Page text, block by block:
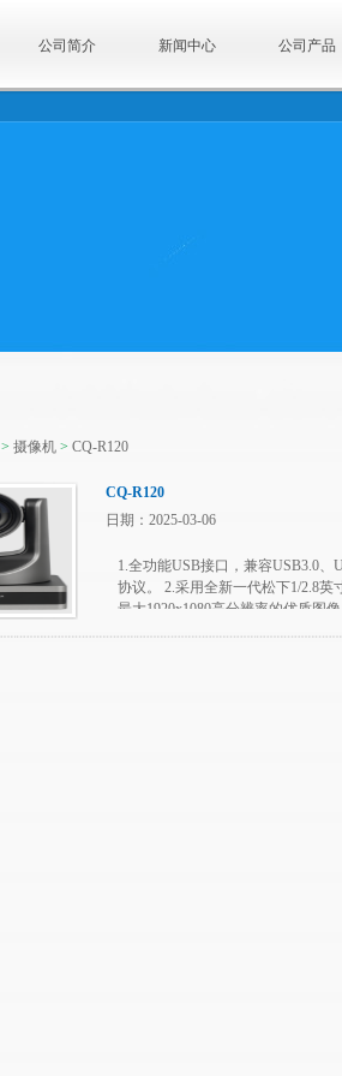
公司简介 新闻中心 公司产品
> 摄像机 > CQ-R120
CQ-R120
日期：2025-03-06
1.全功能USB接口，兼容USB3.0
协议。 2.采用全新一代松下1/2.8
最大1920x1080高分辨率的优质图